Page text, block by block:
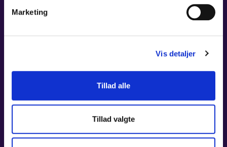
Marketing
Vis detaljer
Tillad alle
Tillad valgte
OS’ 80-ÅRS FØDSELSDAGS­
Pris:150 kr. / Stud. og unge t/m 29 år: 115 kr.